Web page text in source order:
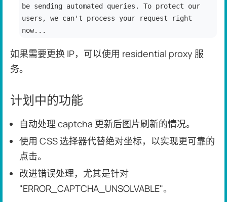
be sending automated queries. To protect our
users, we can't process your request right
now...
如果需要更换 IP，可以使用 residential proxy 服
务。
计划中的功能
自动处理 captcha 更新后图片刷新的情况。
使用 CSS 选择器代替绝对坐标，以实现更可靠的
点击。
改进错误处理，尤其是针对
"ERROR_CAPTCHA_UNSOLVABLE"。